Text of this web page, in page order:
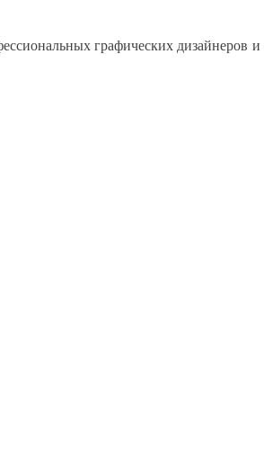
графических дизайнеров